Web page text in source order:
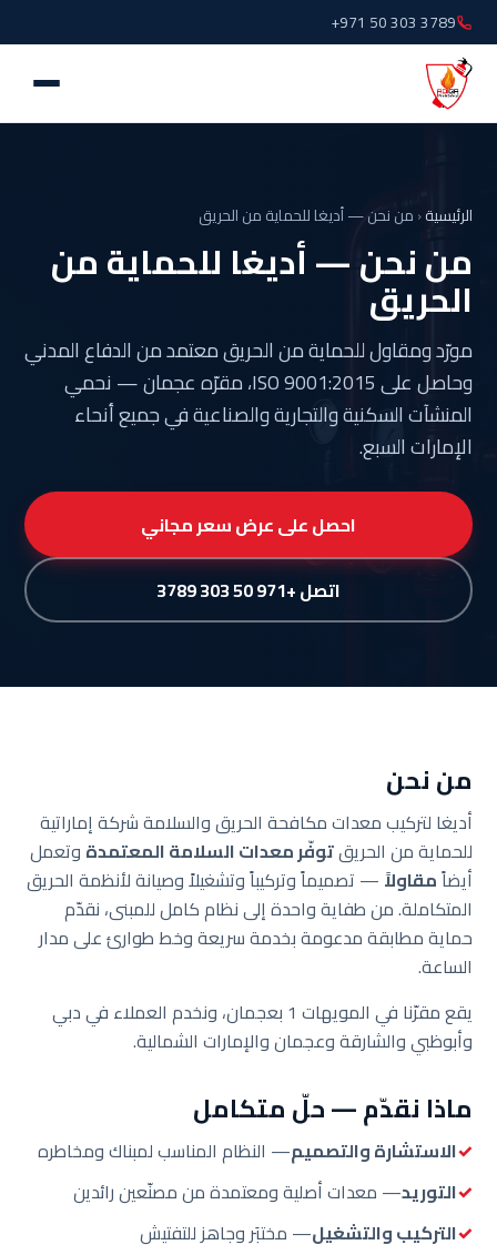
+971 50 303 3789
الرئيسية‹من نحن — أديغا للحماية من الحريق
من نحن — أديغا للحماية من
الحريق
مورّد ومقاول للحماية من الحريق معتمد من الدفاع المدني
وحاصل على ISO 9001:2015، مقرّه عجمان — نحمي
المنشآت السكنية والتجارية والصناعية في جميع أنحاء
الإمارات السبع.
احصل على عرض سعر مجاني
اتصل +971 50 303 3789
من نحن
أديغا لتركيب معدات مكافحة الحريق والسلامة شركة إماراتية
للحماية من الحريقتوفّر معدات السلامة المعتمدة وتعمل
أيضاًمقاولاً — تصميماً وتركيباً وتشغيلاً وصيانة لأنظمة الحريق
المتكاملة. من طفاية واحدة إلى نظام كامل للمبنى، نقدّم
حماية مطابقة مدعومة بخدمة سريعة وخط طوارئ على مدار
الساعة.
يقع مقرّنا في المويهات 1 بعجمان، ونخدم العملاء في دبي
وأبوظبي والشارقة وعجمان والإمارات الشمالية.
ماذا نقدّم — حلّ متكامل
الاستشارة والتصميم— النظام المناسب لمبناك ومخاطره
التوريد— معدات أصلية ومعتمدة من مصنّعين رائدين
التركيب والتشغيل— مختبَر وجاهز للتفتيش